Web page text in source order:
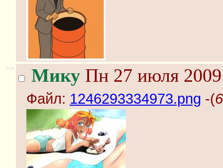
>> Мику Пн 27 июля
Файл: 1246293334973.png -(